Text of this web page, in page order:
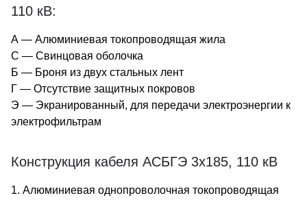
110 кВ:
А — Алюминиевая токопроводящая жила
С — Свинцовая оболочка
Б — Броня из двух стальных лент
Г — Отсутствие защитных покровов
Э — Экранированный, для передачи электроэнергии к
электрофильтрам
Конструкция кабеля АСБГЭ 3х185, 110 кВ
1. Алюминиевая однопроволочная токопроводящая